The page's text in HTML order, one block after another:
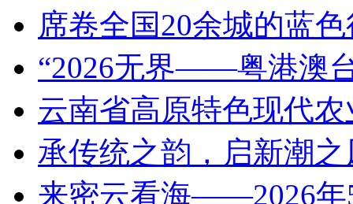
席卷全国20余城的蓝
“2026无界——粤港澳
云南省高原特色现代
承传统之韵，启新潮
来密云看海——2026年